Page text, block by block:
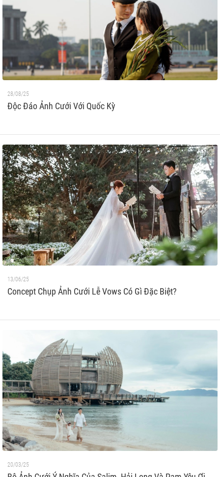
28/08/25
Độc Đáo Ảnh Cưới Với Quốc Kỳ
13/06/25
Concept Chụp Ảnh Cưới Lễ Vows Có Gì Đặc Biệt?
20/03/25